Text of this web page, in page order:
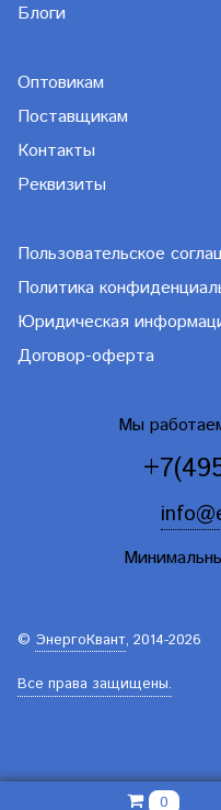
Блоги
Оптовикам
Поставщикам
Контакты
Реквизиты
Пользовательское
Политика
Юридическая
Договор-оферта
Мы
© ЭнергоКвант, 2014-2026
Все права защищены.
0